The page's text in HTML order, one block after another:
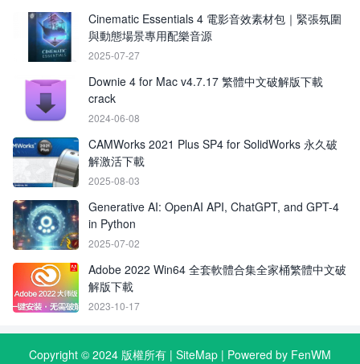
Cinematic Essentials 4 電影音效素材包｜緊張氛圍
與動態場景專用配樂音源
2025-07-27
Downie 4 for Mac v4.7.17 繁體中文破解版下載
crack
2024-06-08
CAMWorks 2021 Plus SP4 for SolidWorks 永久破
解激活下載
2025-08-03
Generative AI: OpenAI API, ChatGPT, and GPT-4
in Python
2025-07-02
Adobe 2022 Win64 全套軟體合集全家桶繁體中文破
解版下載
2023-10-17
Copyright © 2024 版權所有 | SiteMap | Powered by FenWM